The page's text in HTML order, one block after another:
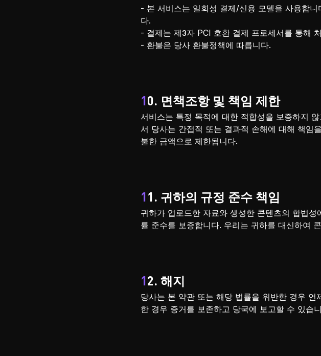
- 본 서비스는 일회성 결제/신용 모델을 사용합
다.
- 결제는 제3자 PCI 호환 결제 프로세서를 통해
- 환불은 당사 환불정책에 따릅니다.
10. 면책조항 및 책임 제한
서비스는 특정 목적에 대한 적합성을 보증하지
서 당사는 간접적 또는 결과적 손해에 대해 책임
불한 금액으로 제한됩니다.
11. 귀하의 규정 준수 책임
귀하가 업로드한 자료와 생성한 콘텐츠의 합법
률 준수를 보증합니다. 우리는 귀하를 대신하여
12. 해지
당사는 본 약관 또는 해당 법률을 위반한 경우
한 경우 증거를 보존하고 당국에 보고할 수 있습